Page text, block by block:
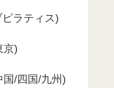
ラティス)
京)
国/四国/九州)